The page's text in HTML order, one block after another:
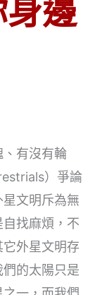
邊
有沒有輪
）爭論
文明斥為無
找麻煩，不
外星文明存
的太陽只是